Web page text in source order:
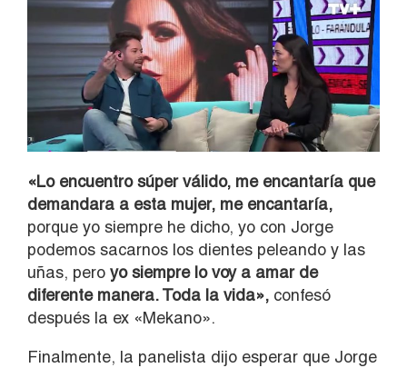
«Lo encuentro súper válido, me encantaría que
demandara a esta mujer, me encantaría,
porque yo siempre he dicho, yo con Jorge
podemos sacarnos los dientes peleando y las
uñas, pero yo siempre lo voy a amar de
diferente manera. Toda la vida», confesó
después la ex «Mekano».
Finalmente, la panelista dijo esperar que Jorge